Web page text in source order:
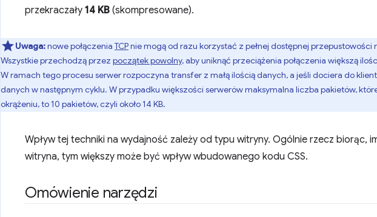
przekraczały 14 KB (skompresowane).
Uwaga:nowe połączenia TCPnie mogą od razu korzystać z pełnej dostępnej
Wszystkie przechodzą przez początek powolny, aby uniknąć przeciążenia połączenia większą
W ramach tego procesu serwer rozpoczyna transfer z małą ilością danych, a jeśli dociera do
danych w następnym cyklu. W przypadku większości serwerów maksymalna liczba pakietów,
okrążeniu, to 10 pakietów, czyli około 14 KB.
Wpływ tej techniki na wydajność zależy od typu witryny. Ogólnie rzecz biorąc,
witryna, tym większy może być wpływ wbudowanego kodu CSS.
Omówienie narzędzi